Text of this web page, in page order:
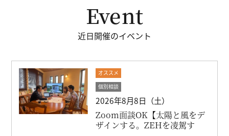
Event
近日開催のイベント
オススメ
個別相談
2026年8月8日（土）
Zoom面談OK【太陽と風をデ
ザインする。ZEHを凌駕す